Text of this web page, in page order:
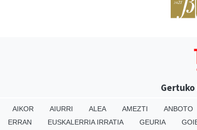
AIKOR AIURRI ALEA AMEZTI ANBOTO
ERRAN EUSKALERRIA IRRATIA GEURIA